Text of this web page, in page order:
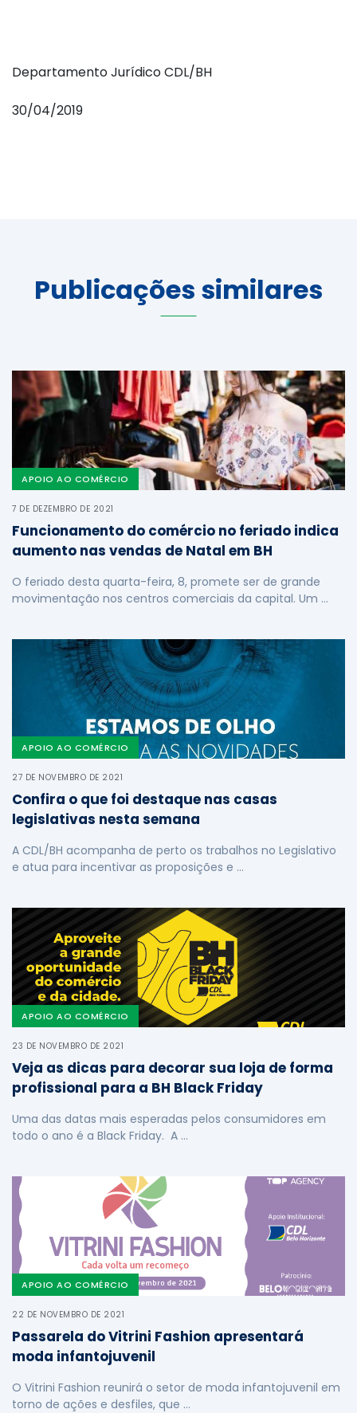
Departamento Jurídico CDL/BH
30/04/2019
Publicações similares
APOIO AO COMÉRCIO
7 DE DEZEMBRO DE 2021
Funcionamento do comércio no feriado indica
aumento nas vendas de Natal em BH
O feriado desta quarta-feira, 8, promete ser de grande
movimentação nos centros comerciais da capital. Um …
APOIO AO COMÉRCIO
27 DE NOVEMBRO DE 2021
Confira o que foi destaque nas casas
legislativas nesta semana
A CDL/BH acompanha de perto os trabalhos no Legislativo
e atua para incentivar as proposições e …
APOIO AO COMÉRCIO
23 DE NOVEMBRO DE 2021
Veja as dicas para decorar sua loja de forma
profissional para a BH Black Friday
Uma das datas mais esperadas pelos consumidores em
todo o ano é a Black Friday. A …
APOIO AO COMÉRCIO
22 DE NOVEMBRO DE 2021
Passarela do Vitrini Fashion apresentará
moda infantojuvenil
O Vitrini Fashion reunirá o setor de moda infantojuvenil em
torno de ações e desfiles, que …